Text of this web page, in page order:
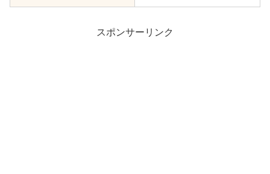
スポンサーリンク